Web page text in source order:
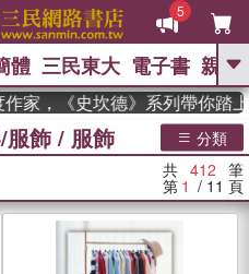
5
GO
東野圭吾 、 高希均教授回憶錄
Odyssey 、 父親節 、 如果歷
國際布克
灣漫遊錄、 方念華 、 台灣的李
數學女孩：黎曼猜想
體 三民東大 電子書 親子
史坎德》系列帶你踏上熱血
服飾 / 服飾 分類
共 412 筆
第 1 / 11 頁